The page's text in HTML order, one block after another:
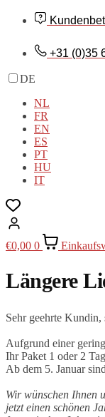
+31 (0)35
DE
NL
FR
EN
ES
PT
HU
IT
€0,00 0
Längere
Sehr geehrte Kundin,
Aufgrund einer
Ihr Paket 1 oder 2
Ab dem 5. Januar
Wir wünschen Ihnen
jetzt einen schönen